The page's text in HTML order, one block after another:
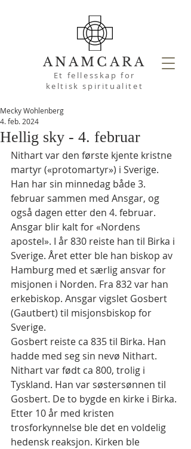
ANAMCARA
Et fellesskap for
keltisk spiritualitet
Hellig sky - 4. februar
Mecky Wohlenberg
4. feb. 2024
Nithart var den første kjente kristne
martyr («protomartyr») i Sverige.
Han har sin minnedag både 3.
februar sammen med Ansgar, og
også dagen etter den 4. februar.
Ansgar blir kalt for «Nordens
apostel». I år 830 reiste han til Birka i
Sverige. Året etter ble han biskop av
Hamburg med et særlig ansvar for
misjonen i Norden. Fra 832 var han
erkebiskop. Ansgar vigslet Gosbert
(Gautbert) til misjonsbiskop for
Sverige.
Gosbert reiste ca 835 til Birka. Han
hadde med seg sin nevø Nithart.
Nithart var født ca 800, trolig i
Tyskland. Han var søstersønnen til
Gosbert. De to bygde en kirke i Birka.
Etter 10 år med kristen
trosforkynnelse ble det en voldelig
hedensk reaksjon. Kirken ble